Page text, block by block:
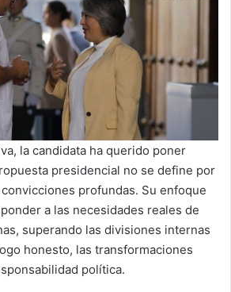
la candidata ha querido poner
presidencial no se define por
profundas. Su enfoque
a las necesidades reales de
superando las divisiones internas
honesto, las transformaciones
política.